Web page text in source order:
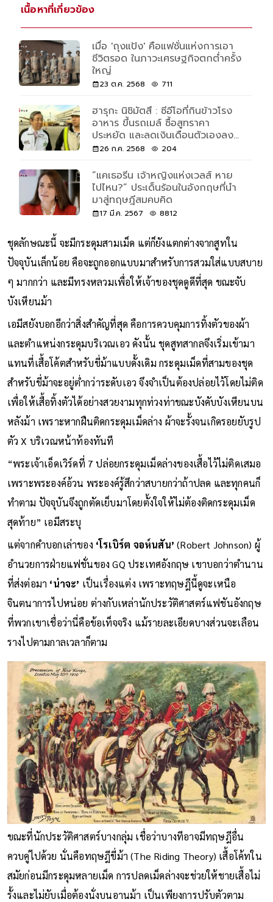
เนื้อหาที่เกี่ยวข้อง
เมื่อ 'ถุงแป้ง' คือแฟชั่นแห่งการเอา
ชีวิตรอด ในภาวะเศรษฐกิจตกต่ำครั้ง
ใหญ่
23 ต.ค. 2568 711
ฮารุกะ นิชิมัตสึ : ซีอีโอที่กินข้าวโรง
อาหาร ขึ้นรถเมล์ ซื้อสูทราคา
ประหยัด และลดเงินเดือนตัวเองลง
เพื่อไม่ให้พนักงานถูกไล่ออก
26 ก.ค. 2568 204
“แคเธอรีน เจ้าหญิงแห่งเวลส์ หาย
ไปไหน?” ประเด็นร้อนในอังกฤษที่นำ
มาสู่ทฤษฎีสมคบคิด
17 มี.ค. 2567 8812
ชุดลักษณะนี้ จะมีกระดุมสามเม็ด แต่ก็ยังแตกต่างจากสูทใน
ปัจจุบันเล็กน้อย คือจะถูกออกแบบมาสำหรับการสวมใส่แบบสบาย
ๆ มากกว่า และมีทรงหลวมเพื่อให้เจ้าของชุดดูดีที่สุด ขณะจับ
บังเหียนม้า
เอมีสยังบอกอีกว่าสิ่งสำคัญที่สุด คือการควบคุมการทิ้งตัวของผ้า
และตำแหน่งกระดุมบริเวณเอว ดังนั้น ชุดสูทสากลจึงเริ่มเข้ามา
แทนที่เสื้อโค้ตสำหรับขี่ม้าแบบดั้งเดิม กระดุมเม็ดที่สามของชุด
สำหรับขี่ม้าจะอยู่ต่ำกว่าระดับเอว จึงจำเป็นต้องปล่อยไว้โดยไม่ติด
เพื่อให้เสื้อทิ้งตัวได้อย่างสวยงามทุกท่วงท่าขณะบังคับบังเหียนบน
หลังม้า เพราะหากฝืนติดกระดุมเม็ดล่าง ผ้าจะรั้งจนเกิดรอยยับรูป
ตัว X บริเวณหน้าท้องทันที
“พระเจ้าเอ็ดเวิร์ดที่ 7 ปล่อยกระดุมเม็ดล่างของเสื้อไว้ไม่ติดเสมอ
เพราะพระองค์อ้วน พระองค์รู้สึกว่าสบายกว่าถ้าปลด และทุกคนก็
ทำตาม ปัจจุบันจึงถูกตัดเย็บมาโดยตั้งใจให้ไม่ต้องติดกระดุมเม็ด
สุดท้าย” เอมีสระบุ
แต่จากคำบอกเล่าของ ‘โรเบิร์ต จอห์นสัน’ (Robert Johnson) ผู้
อำนวยการฝ่ายแฟชั่นของ GQ ประเทศอังกฤษ เขาบอกว่าตำนาน
ที่ส่งต่อมา ‘น่าจะ’ เป็นเรื่องแต่ง เพราะทฤษฎีนี้ดูจะเหนือ
จินตนาการไปหน่อย ต่างกับเหล่านักประวัติศาสตร์แฟชันอังกฤษ
ที่พวกเขาเชื่อว่านี่คือข้อเท็จจริง แม้รายละเอียดบางส่วนจะเลือน
รางไปตามกาลเวลาก็ตาม
ขณะที่นักประวัติศาสตร์บางกลุ่ม เชื่อว่าบางทีอาจมีทฤษฎีอื่น
ควบคู่ไปด้วย นั่นคือทฤษฎีขี่ม้า (The Riding Theory) เสื้อโค้ทใน
สมัยก่อนมีกระดุมหลายเม็ด การปลดเม็ดล่างจะช่วยให้ชายเสื้อไม่
รั้งและไม่ยับเมื่อต้องนั่งบนอานม้า เป็นเพียงการปรับตัวตาม